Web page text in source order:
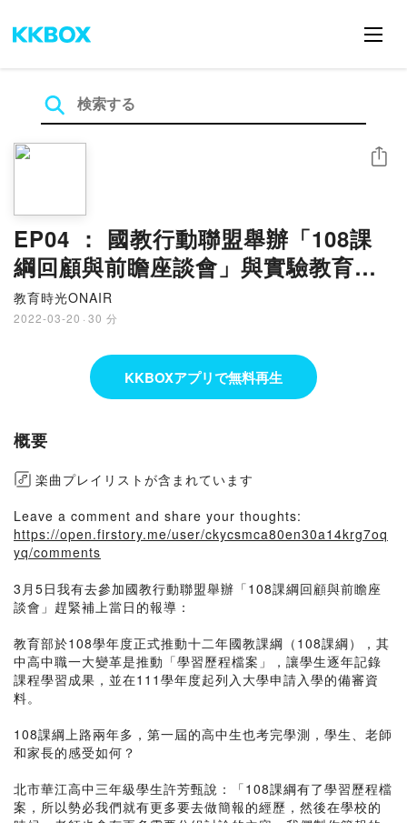
EP04 ： 國教行動聯盟舉辦「108課
綱回顧與前瞻座談會」與實驗教育學
生升學之路分享會3
教育時光ONAIR
2022-03-20 · 30 分
シェア
KKBOXアプリで無料再生
概要
楽曲プレイリストが含まれています
Leave a comment and share your thoughts:
https://open.firstory.me/user/ckycsmca80en30a14krg7oq
yq/comments
3月5日我有去參加國教行動聯盟舉辦「108課綱回顧與前瞻座
談會」趕緊補上當日的報導：
教育部於108學年度正式推動十二年國教課綱（108課綱），其
中高中職一大變革是推動「學習歷程檔案」，讓學生逐年記錄
課程學習成果，並在111學年度起列入大學申請入學的備審資
料。
108課綱上路兩年多，第一屆的高中生也考完學測，學生、老師
和家長的感受如何？
北市華江高中三年級學生許芳甄說：「108課綱有了學習歷程檔
案，所以勢必我們就有更多要去做簡報的經歷，然後在學校的